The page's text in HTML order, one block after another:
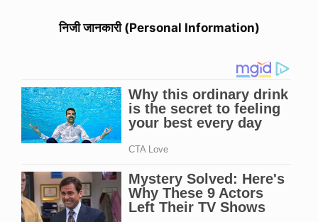
निजी जानकारी (Personal Information)